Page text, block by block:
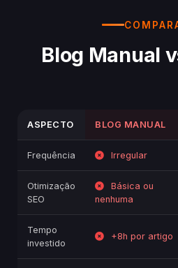
Blog Manual
ASPECTO BLOG MANUAL
Frequência Irregular
Otimização
SEO
Básica ou
nenhuma
Tempo
investido
+8h por artigo